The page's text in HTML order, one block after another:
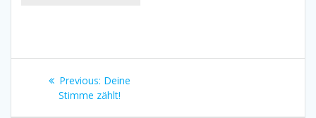
Beitragsnavigation
Previous: Previous
post:
Deine
Stimme zählt!